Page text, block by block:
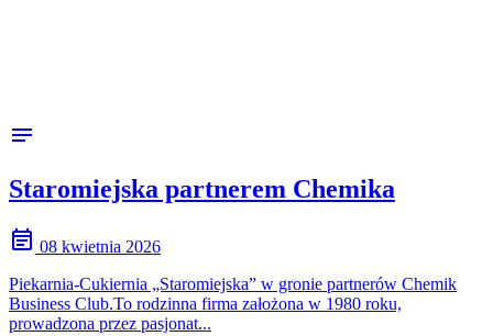
notes
Staromiejska partnerem Chemika
event_note 08 kwietnia 2026
Piekarnia-Cukiernia „Staromiejska” w gronie partnerów Chemik
Business Club.To rodzinna firma założona w 1980 roku,
prowadzona przez pasjonat...